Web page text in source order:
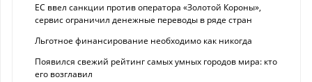
ЕС ввел санкции против оператора «Золотой Короны»,
сервис ограничил денежные переводы в ряде стран
Льготное финансирование необходимо как никогда
Появился свежий рейтинг самых умных городов мира: кто
его возглавил